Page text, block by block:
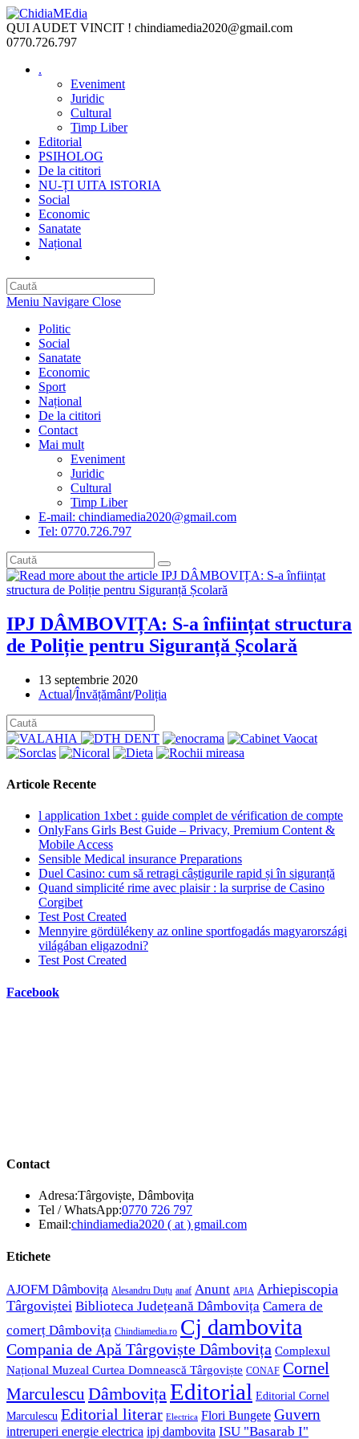
Skip
to
content
QUI AUDET VINCIT ! chindiamedia2020@gmail.com
0770.726.797
.
Eveniment
Juridic
Cultural
Timp Liber
Editorial
PSIHOLOG
De la cititori
NU-ȚI UITA ISTORIA
Social
Economic
Sanatate
Național
Meniu Navigare Close
Politic
Social
Sanatate
Economic
Sport
Național
De la cititori
Contact
Mai mult
Eveniment
Juridic
Cultural
Timp Liber
E-mail: chindiamedia2020@gmail.com
Tel: 0770.726.797
IPJ DÂMBOVIȚA: S-a înființat structura
de Poliție pentru Siguranță Școlară
Post
published:
13 septembrie 2020
Post
Actual/Învățământ/Poliția
Articole Recente
l application 1xbet : guide complet de vérification de compte
OnlyFans Girls Best Guide – Privacy, Premium Content &
Mobile Access
Sensible Medical insurance Preparations
Duel Casino: cum să retragi câștigurile rapid și în siguranță
Quand simplicité rime avec plaisir : la surprise de Casino
Corgibet
Test Post Created
Mennyire gördülékeny az online sportfogadás magyarországi
világában eligazodni?
Test Post Created
Facebook
Contact
Adresa:Târgoviște, Dâmbovița
Tel / WhatsApp:0770 726 797Opens
in
Email:chindiamedia2020 ( at ) gmail.comOpens
Etichete
AJOFM Dâmbovița Alesandru Duțu anaf Anunt APIA Arhiepiscopia
Târgoviștei Biblioteca Județeană Dâmbovița Camera de
comerț Dâmbovița Chindiamedia.ro Cj dambovita
Compania de Apă Târgoviște Dâmbovița Complexul
Național Muzeal Curtea Domnească Târgoviște CONAF Cornel
Marculescu Dâmbovița Editorial Editorial Cornel
Marculescu Editorial literar Electrica Flori Bungete Guvern
intreruperi energie electrica ipj dambovita ISU "Basarab I"